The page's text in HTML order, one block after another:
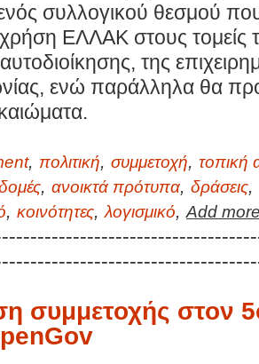
συλλογικού θεσμού
ΕΛΛΑΚ στους τομείς
της
ενώ παράλληλα θα
, πολιτική, συμμετοχή, τοπική
, ανοικτά πρότυπα, δράσεις,
, κοινότητες, λογισμικό, Add
συμμετοχής στον